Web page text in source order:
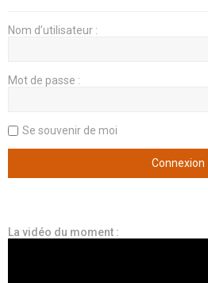
Nom d’utilisateur :
Mot de passe :
Se souvenir de moi
La vidéo du moment :